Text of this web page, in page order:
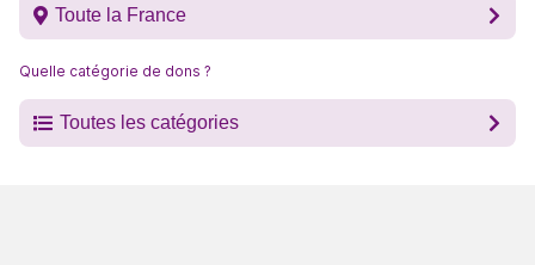
Toute la France
Quelle catégorie de dons ?
Toutes les catégories